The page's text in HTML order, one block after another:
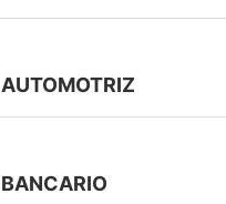
AUTOMOTRIZ
BANCARIO